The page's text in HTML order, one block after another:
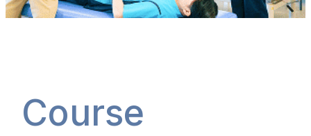
Course